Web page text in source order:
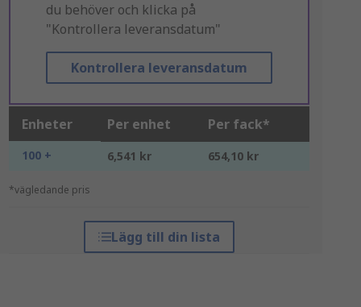
du behöver och klicka på
"Kontrollera leveransdatum"
Kontrollera leveransdatum
Enheter Per enhet Per fack*
100 + 6,541 kr 654,10 kr
*vägledande pris
Lägg till din lista